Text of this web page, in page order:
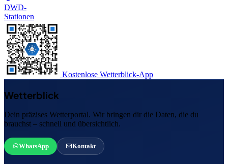
DWD-
Stationen
Kostenlose Wetterblick-App
Wetterblick
Dein präzises Wetterportal. Wir bringen dir die Daten, die du
brauchst – schnell und übersichtlich.
WhatsApp Kontakt